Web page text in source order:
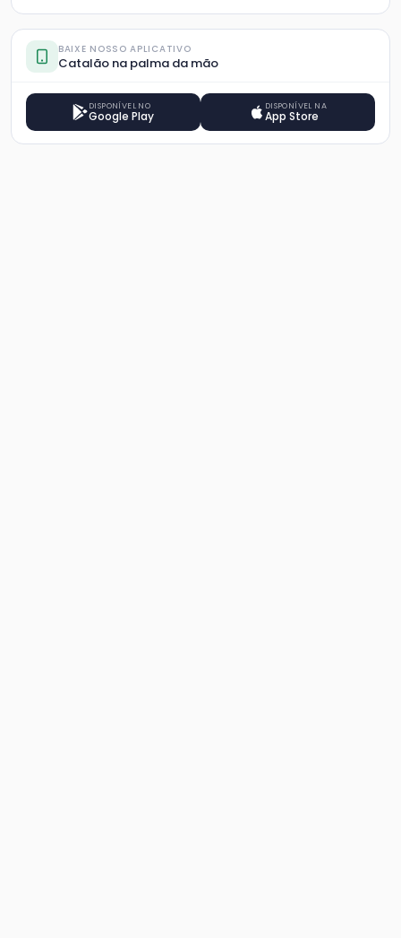
BAIXE NOSSO APLICATIVO
Catalão na palma da mão
DISPONÍVEL NO
Google Play
DISPONÍVEL NA
App Store